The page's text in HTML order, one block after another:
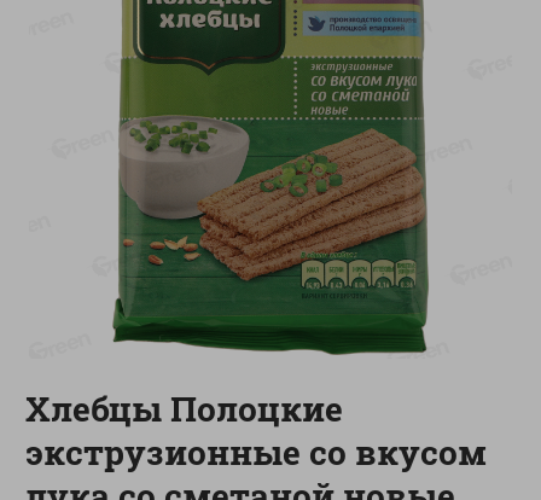
руб./шт
Яйца перепелиные
копченые Молодецкие
3.99 руб./
Конфеты фруктово-
ягодные Местное
известное яблоко-тыква
Хоба
Показано 1-14 из 78
Показать 15-28 из 78
Каталог товаров
Специально для вас
Хлебцы Полоцкие
экструзионные со вкусом